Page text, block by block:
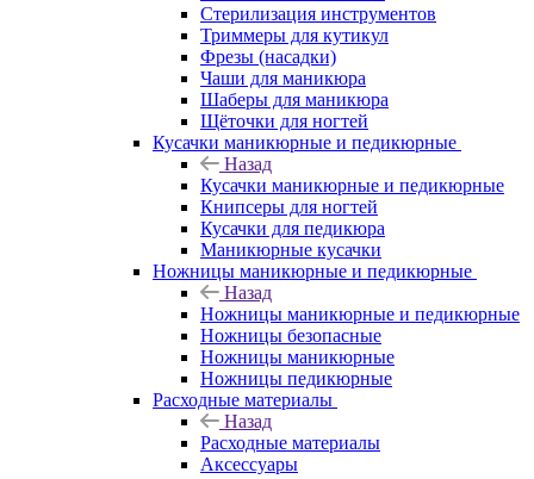
Стерилизация инструментов
Триммеры для кутикул
Фрезы (насадки)
Чаши для маникюра
Шаберы для маникюра
Щёточки для ногтей
Кусачки маникюрные и педикюрные
Назад
Кусачки маникюрные и педикюрные
Книпсеры для ногтей
Кусачки для педикюра
Маникюрные кусачки
Ножницы маникюрные и педикюрные
Назад
Ножницы маникюрные и педикюрные
Ножницы безопасные
Ножницы маникюрные
Ножницы педикюрные
Расходные материалы
Назад
Расходные материалы
Аксессуары